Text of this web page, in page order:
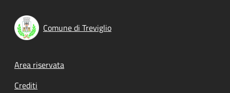
Comune di Treviglio
Footer menu
Area riservata
Crediti